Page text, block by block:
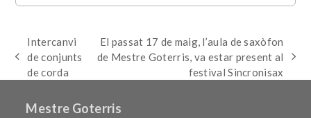
previous
post:
Intercanvi
de conjunts
de corda
next
post:
El passat 17 de maig, l’aula de saxòfon
de Mestre Goterris, va estar present al
festival Sincronisax
Mestre Goterris